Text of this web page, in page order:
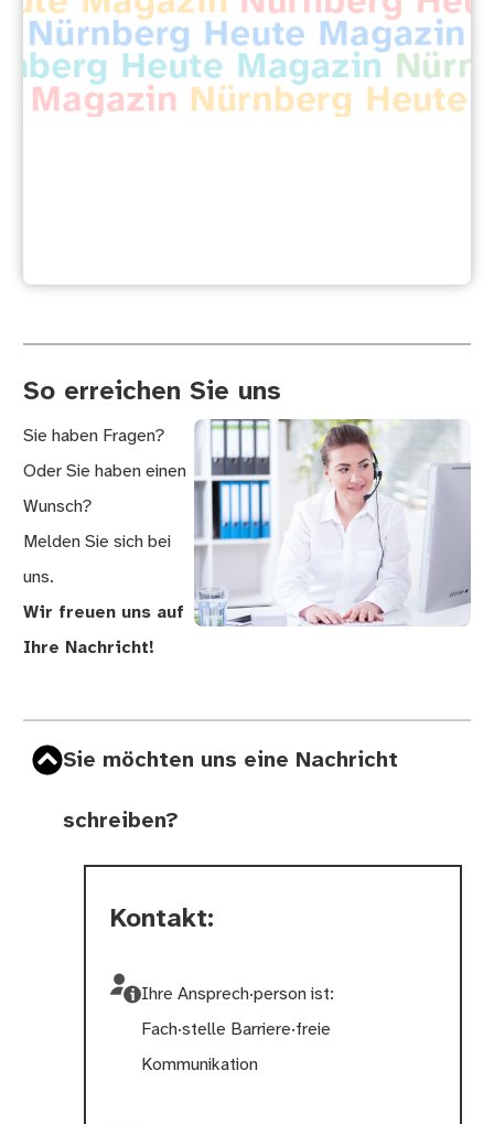
So erreichen Sie uns
Sie haben Fragen?
Oder Sie haben einen
Wunsch?
Melden Sie sich bei
uns.
Wir freuen uns auf
Ihre Nachricht!
Sie möchten uns eine Nachricht
schreiben?
Kontakt:
Ihre Ansprech·person ist:
Fach·stelle Barriere·freie
Kommunikation